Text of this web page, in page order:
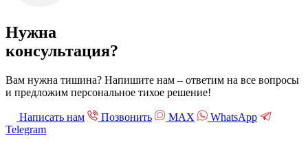
Нужна
консультация?
Вам нужна тишина? Напишите нам – ответим на все вопросы
и предложим персональное тихое решение!
Написать нам Позвонить МАХ
WhatsApp
Telegram